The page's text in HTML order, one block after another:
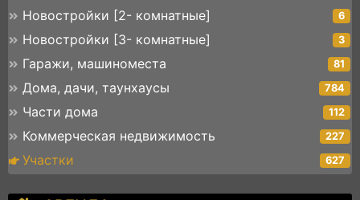
Новостройки [2- комнатные] 6
Новостройки [3- комнатные] 3
Гаражи, машиноместа 81
Дома, дачи, таунхаусы 784
Части дома 112
Коммерческая недвижимость 227
Участки 627